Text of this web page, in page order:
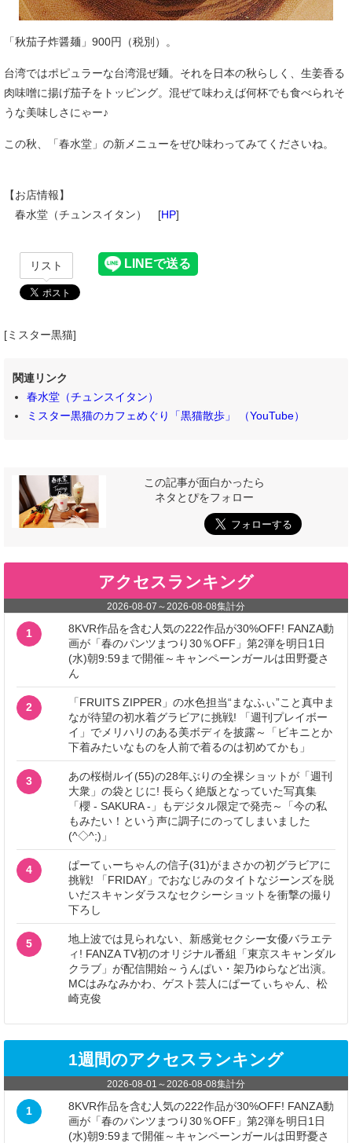
「秋茄子炸醤麺」900円（税別）。
台湾ではポピュラーな台湾混ぜ麺。それを日本の秋らしく、生姜香る
肉味噌に揚げ茄子をトッピング。混ぜて味わえば何杯でも食べられそ
うな美味しさにゃー♪
この秋、「春水堂」の新メニューをぜひ味わってみてくださいね。
【お店情報】
春水堂（チュンスイタン） [HP]
リスト
[ミスター黒猫]
関連リンク
春水堂（チュンスイタン）
ミスター黒猫のカフェめぐり「黒猫散歩」 （YouTube）
この記事が面白かったら
ネタとぴをフォロー
アクセスランキング
2026-08-07 ～ 2026-08-08集計分
1
8KVR作品を含む人気の222作品が30%OFF! FANZA動
画が「春のパンツまつり30％OFF」第2弾を明日1日
(水)朝9:59まで開催～キャンペーンガールは田野憂さ
ん
2
「FRUITS ZIPPER」の水色担当“まなふぃ”こと真中ま
なが待望の初水着グラビアに挑戦! 「週刊プレイボー
イ」でメリハリのある美ボディを披露～「ビキニとか
下着みたいなものを人前で着るのは初めてかも」
3
あの桜樹ルイ(55)の28年ぶりの全裸ショットが「週刊
大衆」の袋とじに! 長らく絶版となっていた写真集
「櫻 - SAKURA -」もデジタル限定で発売～「今の私
もみたい！という声に調子にのってしまいました
(^◇^;)」
4
ぱーてぃーちゃんの信子(31)がまさかの初グラビアに
挑戦! 「FRIDAY」でおなじみのタイトなジーンズを脱
いだスキャンダラスなセクシーショットを衝撃の撮り
下ろし
5
地上波では見られない、新感覚セクシー女優バラエテ
ィ! FANZA TV初のオリジナル番組「東京スキャンダル
クラブ」が配信開始～うんぱい・架乃ゆらなど出演。
MCはみなみかわ、ゲスト芸人にぱーてぃちゃん、松
崎克俊
1週間のアクセスランキング
2026-08-01 ～ 2026-08-08集計分
1
8KVR作品を含む人気の222作品が30%OFF! FANZA動
画が「春のパンツまつり30％OFF」第2弾を明日1日
(水)朝9:59まで開催～キャンペーンガールは田野憂さ